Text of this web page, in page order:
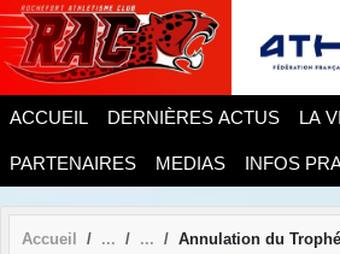
ACCUEIL DERNIÈRES ACTUS LA
PARTENAIRES MEDIAS INFOS
Accueil Annulation du
Panneau de gestion des cookies